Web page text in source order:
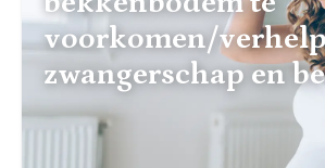
voorkomen/
zwangerschap en